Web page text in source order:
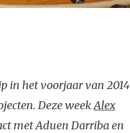
in het voorjaar van 2014
Deze weekAlex
met Aduen Darriba en